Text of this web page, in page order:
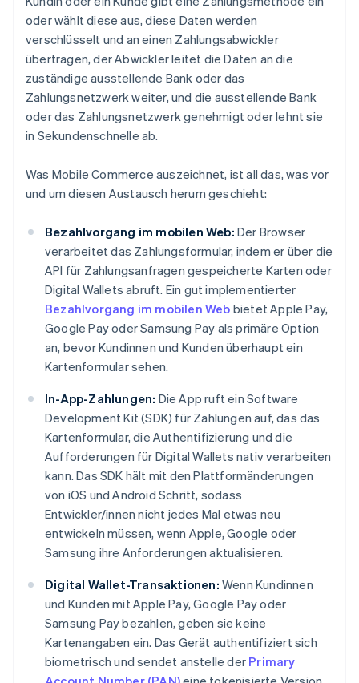
oder wählt diese aus, diese Daten werden
verschlüsselt und an einen Zahlungsabwickler
übertragen, der Abwickler leitet die Daten an die
zuständige ausstellende Bank oder das
Zahlungsnetzwerk weiter, und die ausstellende Bank
oder das Zahlungsnetzwerk genehmigt oder lehnt sie
in Sekundenschnelle ab.
Was Mobile Commerce auszeichnet, ist all das, was vor
und um diesen Austausch herum geschieht:
Bezahlvorgang im mobilen Web: Der Browser
verarbeitet das Zahlungsformular, indem er über die
API für Zahlungsanfragen gespeicherte Karten oder
Digital Wallets abruft. Ein gut implementierter
Bezahlvorgang im mobilen Web bietet Apple Pay,
Google Pay oder Samsung Pay als primäre Option
an, bevor Kundinnen und Kunden überhaupt ein
Kartenformular sehen.
In-App-Zahlungen: Die App ruft ein Software
Development Kit (SDK) für Zahlungen auf, das das
Kartenformular, die Authentifizierung und die
Aufforderungen für Digital Wallets nativ verarbeiten
kann. Das SDK hält mit den Plattformänderungen
von iOS und Android Schritt, sodass
Entwickler/innen nicht jedes Mal etwas neu
entwickeln müssen, wenn Apple, Google oder
Samsung ihre Anforderungen aktualisieren.
Digital Wallet-Transaktionen: Wenn Kundinnen
und Kunden mit Apple Pay, Google Pay oder
Samsung Pay bezahlen, geben sie keine
Kartenangaben ein. Das Gerät authentifiziert sich
biometrisch und sendet anstelle der Primary